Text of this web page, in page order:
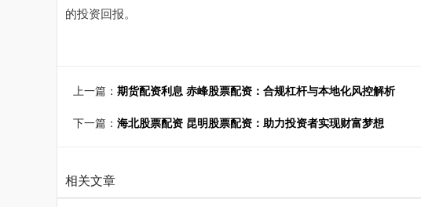
的投资回报。
上一篇： 期货配资利息 赤峰股票配资：合规杠杆与本地化风控解析
下一篇： 海北股票配资 昆明股票配资：助力投资者实现财富梦想
相关文章